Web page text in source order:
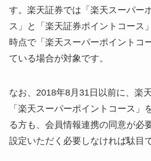
す。楽天証券では「楽天スーパー
ス」と「楽天証券ポイントコース
時点で「楽天スーパーポイントコ
ている場合が対象です。
なお、2018年8月31日以前に、楽
「楽天スーパーポイントコース」
る方も、会員情報連携の同意が必
設定いただく必要しなければ駄目で